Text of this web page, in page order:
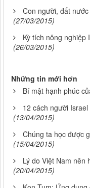
Con người, đất
(27/03/2015)
Kỳ tích nông nghiệp
(26/03/2015)
Những tin mới hơn
Bí mật hạnh phúc
12 cách người
(13/04/2015)
Chúng ta học được
(15/04/2015)
Lý do Việt Nam nên
(20/04/2015)